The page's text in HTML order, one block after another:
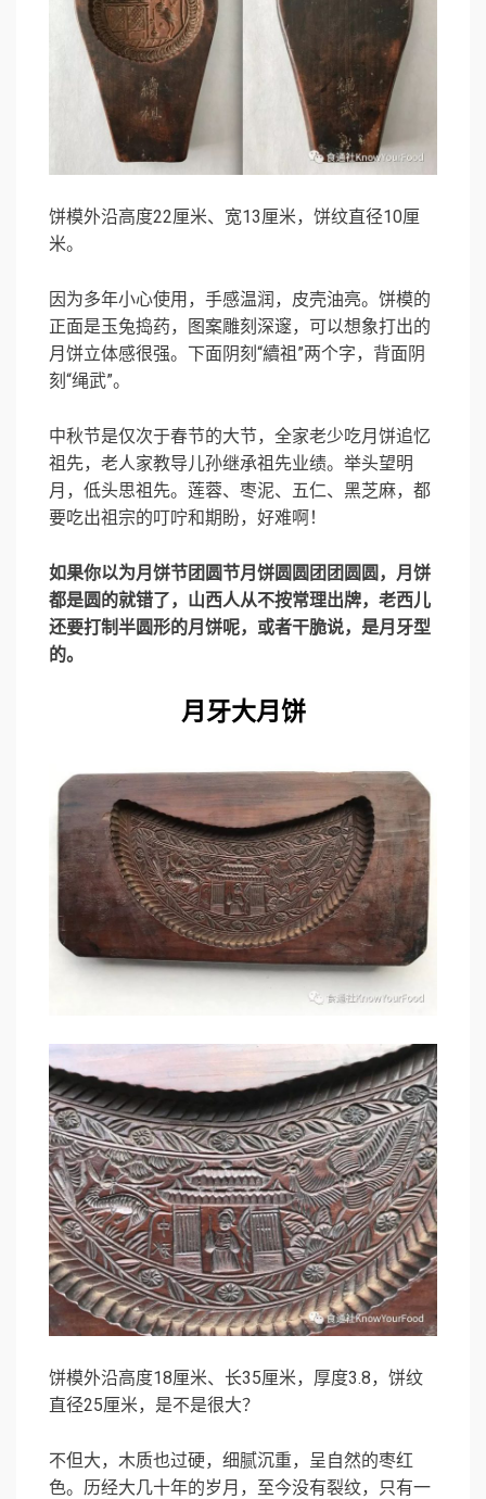
饼模外沿高度22厘米、宽13厘米，饼纹直径10厘
米。
因为多年小心使用，手感温润，皮壳油亮。饼模的
正面是玉兔捣药，图案雕刻深邃，可以想象打出的
月饼立体感很强。下面阴刻“續祖”两个字，背面阴
刻“绳武”。
中秋节是仅次于春节的大节，全家老少吃月饼追忆
祖先，老人家教导儿孙继承祖先业绩。举头望明
月，低头思祖先。莲蓉、枣泥、五仁、黑芝麻，都
要吃出祖宗的叮咛和期盼，好难啊！
如果你以为月饼节团圆节月饼圆圆团团圆圆，月饼
都是圆的就错了，山西人从不按常理出牌，老西儿
还要打制半圆形的月饼呢，或者干脆说，是月牙型
的。
月牙大月饼
饼模外沿高度18厘米、长35厘米，厚度3.8，饼纹
直径25厘米，是不是很大？
不但大，木质也过硬，细腻沉重，呈自然的枣红
色。历经大几十年的岁月，至今没有裂纹，只有一